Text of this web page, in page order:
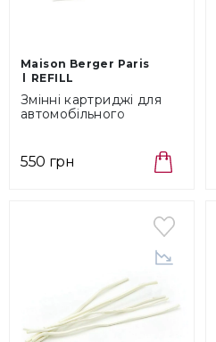
Maison Berger Paris
REFILL
Змінні картриджі для
автомобільного
550 грн